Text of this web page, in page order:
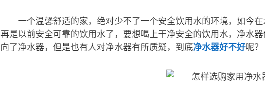
一个温馨舒适的家，绝对少不了一个安全饮用水的环境，如今
再是以前安全可靠的饮用水了，要想喝上干净安全的饮用水，净水
向了净水器，但是也有人对净水器有所质疑，到底净水器好不好呢？